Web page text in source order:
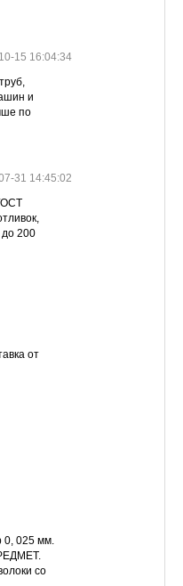
15 16:04:34
и
по
31 14:45:02
200
от
0, 025 мм.
со